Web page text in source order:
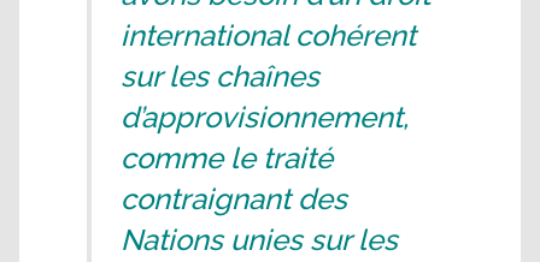
international cohérent
sur les chaînes
d’approvisionnement,
comme le traité
contraignant des
Nations unies sur les